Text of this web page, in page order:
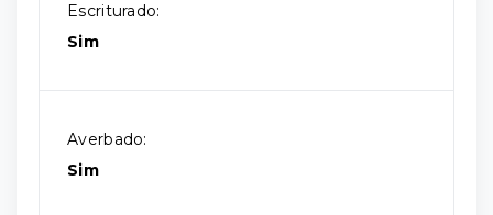
Escriturado:
Sim
Averbado:
Sim